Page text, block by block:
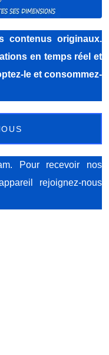
contenus originaux.
en temps réel et
le et consommez-
Pour recevoir nos
rejoignez-nous